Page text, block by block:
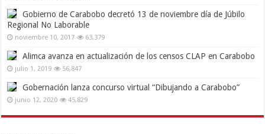
Gobierno de Carabobo decretó 13 de noviembre día de Júbilo
Regional No Laborable
noviembre 10, 2017 63,379
Alimca avanza en actualización de los censos CLAP en Carabobo
julio 1, 2019 56,847
Gobernación lanza concurso virtual “Dibujando a Carabobo”
junio 12, 2020 45,829